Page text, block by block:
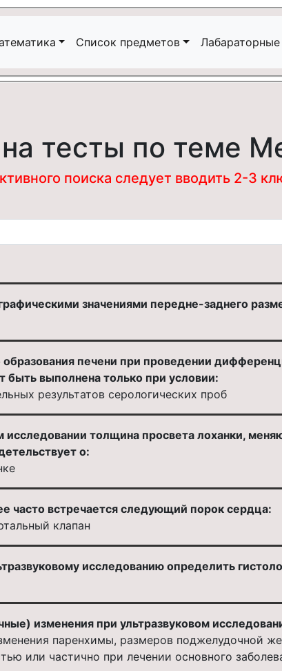
Список предметов
тесты по теме
поиска следует вводить 2-3
значениями передне-заднего
печени при проведении
быть выполнена только при условии:
результатов серологических проб
исследовании толщина просвета лоханки,
о:
часто встречается следующий порок сердца:
клапан
исследованию определить
изменения при ультразвуковом
паренхимы, размеров поджелудочной
или частично при лечении основного